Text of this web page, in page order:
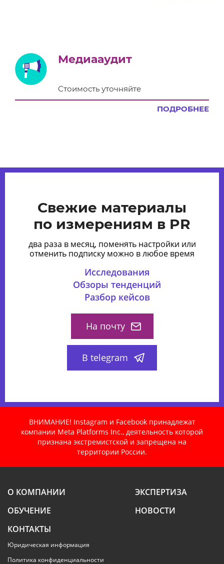
Медиааудит
Стоимость уточняйте
ПОДРОБНЕЕ
Свежие материалы
по измерениям в PR
два раза в месяц, поменять настройки или
отменить подписку можно в любое время
Исследования
Обзоры тенденций
Разбор кейсов
На почту
В telegram
ВНИМАНИЕ! Instagram и Facebook принадлежат
компании Meta Platforms Inc., деятельность которой
признана экстремистской и запрещена на
территории России.
О КОМПАНИИ
ЭКСПЕРТИЗА
ОБУЧЕНИЕ
НОВОСТИ
КОНТАКТЫ
Юридическая информация
Политика конфиденциальности